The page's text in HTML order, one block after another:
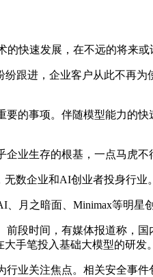
快速发展，在不远的将来或
进，企业客户从此不再为
事项。伴随模型能力的
生存的根基，一点马虎不
数企业和AI创业者投身行业
之暗面、Minimax等明星创
时间，有媒体报道称，国
手笔投入基础大模型的研发。
关注焦点。相关安全事